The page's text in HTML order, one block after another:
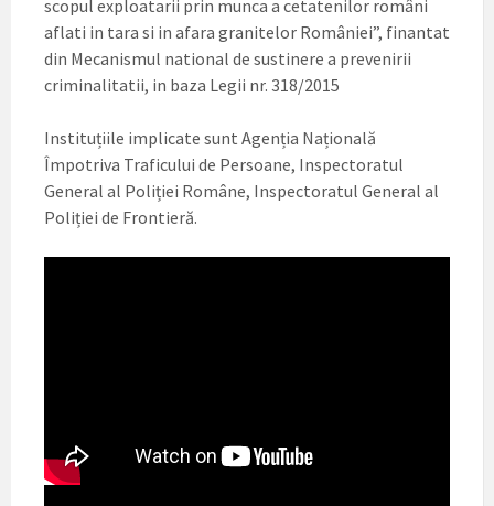
scopul exploatarii prin munca a cetatenilor români
aflati in tara si in afara granitelor României”, finantat
din Mecanismul national de sustinere a prevenirii
criminalitatii, in baza Legii nr. 318/2015
Instituțiile implicate sunt Agenția Națională
Împotriva Traficului de Persoane, Inspectoratul
General al Poliției Române, Inspectoratul General al
Poliției de Frontieră.